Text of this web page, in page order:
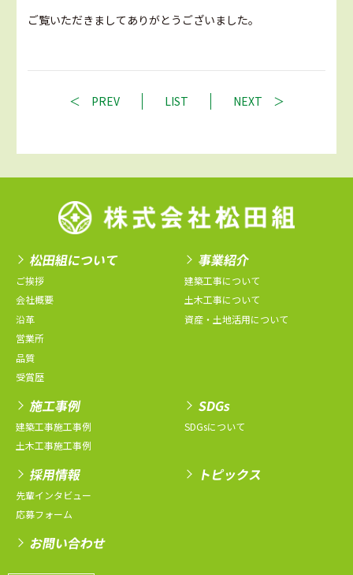
ご覧いただきましてありがとうございました。
PREV LIST NEXT
松田組について
ご挨拶
会社概要
沿革
営業所
品質
受賞歴
事業紹介
建築工事について
土木工事について
資産・土地活用について
施工事例
建築工事施工事例
土木工事施工事例
SDGs
SDGsについて
採用情報
先輩インタビュー
応募フォーム
トピックス
お問い合わせ